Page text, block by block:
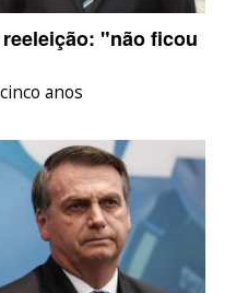
"não ficou
anos